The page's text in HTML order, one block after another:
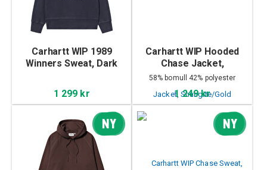
Carhartt WIP 1989
Winners Sweat, Dark
1 299 kr
Carhartt WIP Hooded
Chase Jacket,
Shungite/Gold
58% bomull 42% polyester
1 249 kr
NY NY